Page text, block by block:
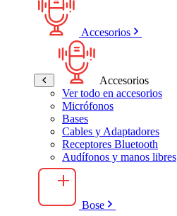
Accesorios
Accesorios
Ver todo en accesorios
Micrófonos
Bases
Cables y Adaptadores
Receptores Bluetooth
Audífonos y manos libres
Bose